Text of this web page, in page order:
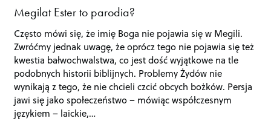
Megilat Ester to parodia?
Często mówi się, że imię Boga nie pojawia się w Megili.
Zwróćmy jednak uwagę, że oprócz tego nie pojawia się też
kwestia bałwochwalstwa, co jest dość wyjątkowe na tle
podobnych historii biblijnych. Problemy Żydów nie
wynikają z tego, że nie chcieli czcić obcych bożków. Persja
jawi się jako społeczeństwo – mówiąc współczesnym
językiem – laickie,…